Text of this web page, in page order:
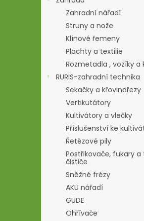
Zahradní nářadí
Struny a nože
Klínové řemeny
Plachty a textilie
Rozmetadla , vozíky a
RURIS-zahradní technika
Sekačky a křovinořezy
Vertikutátory
Kultivátory a vlečky
Příslušenství ke
Řetězové pily
Postřikovače, fukary a
čističe
Sněžné frézy
AKU nářadí
GÜDE
Ohřívače